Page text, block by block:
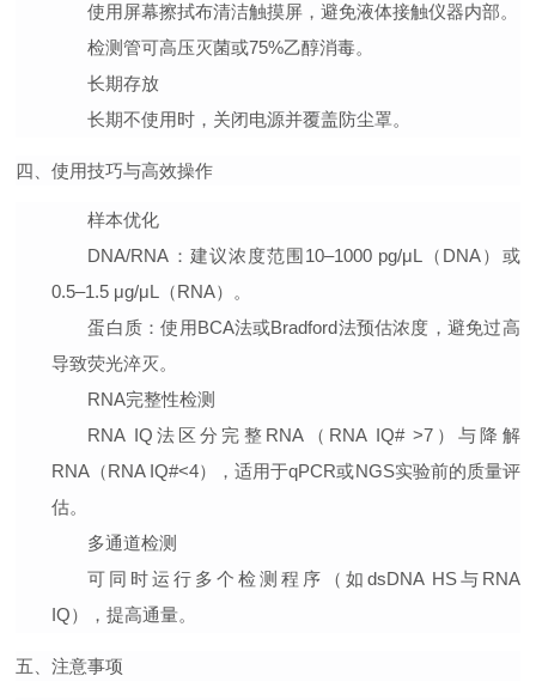
使用屏幕擦拭布清洁触摸屏，避免液体接触仪器内部。
检测管可高压灭菌或75%乙醇消毒。
长期存放
长期不使用时，关闭电源并覆盖防尘罩。
四、使用技巧与高效操作
样本优化
DNA/RNA ：建议浓度范围10–1000 pg/μL（DNA）或
0.5–1.5 μg/μL（RNA）。
蛋白质 ：使用BCA法或Bradford法预估浓度，避免过高
导致荧光淬灭。
RNA完整性检测
RNA IQ法区分完整RNA（RNA IQ# >7）与降解
RNA（RNA IQ#<4），适用于qPCR或NGS实验前的质量评
估。
多通道检测
可同时运行多个检测程序（如dsDNA HS与RNA
IQ），提高通量。
五、注意事项